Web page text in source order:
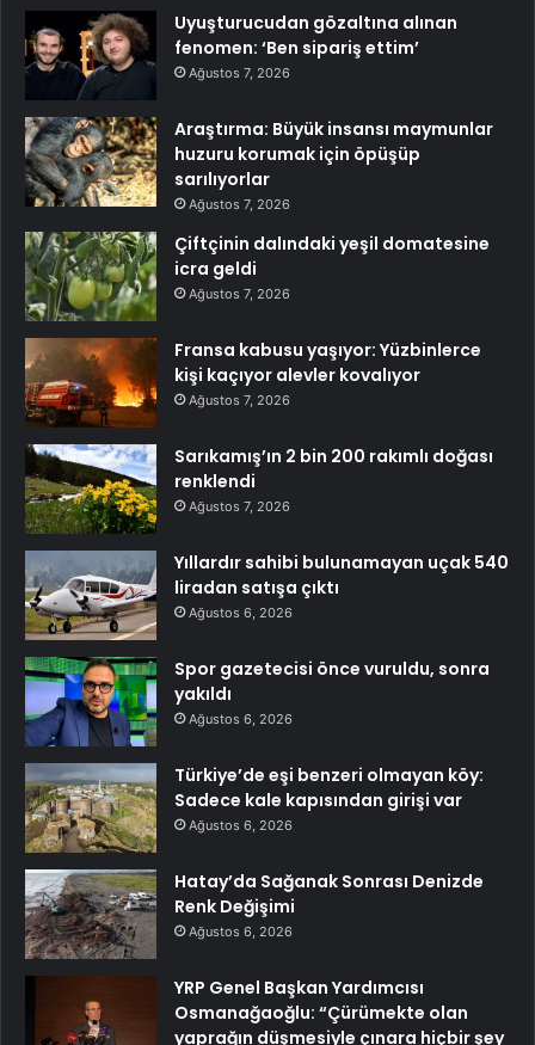
Uyuşturucudan gözaltına alınan
fenomen: ‘Ben sipariş ettim’
Ağustos 7, 2026
Araştırma: Büyük insansı maymunlar
huzuru korumak için öpüşüp
sarılıyorlar
Ağustos 7, 2026
Çiftçinin dalındaki yeşil domatesine
icra geldi
Ağustos 7, 2026
Fransa kabusu yaşıyor: Yüzbinlerce
kişi kaçıyor alevler kovalıyor
Ağustos 7, 2026
Sarıkamış’ın 2 bin 200 rakımlı doğası
renklendi
Ağustos 7, 2026
Yıllardır sahibi bulunamayan uçak 540
liradan satışa çıktı
Ağustos 6, 2026
Spor gazetecisi önce vuruldu, sonra
yakıldı
Ağustos 6, 2026
Türkiye’de eşi benzeri olmayan köy:
Sadece kale kapısından girişi var
Ağustos 6, 2026
Hatay’da Sağanak Sonrası Denizde
Renk Değişimi
Ağustos 6, 2026
YRP Genel Başkan Yardımcısı
Osmanağaoğlu: “Çürümekte olan
yaprağın düşmesiyle çınara hiçbir şey